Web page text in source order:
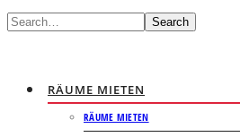
Search
RÄUME MIETEN
RÄUME MIETEN